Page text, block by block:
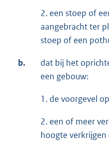
2. een stoep of
aangebracht ter
stoep of een
b.
dat bij het
een gebouw:
1. de voorgevel
2. een of meer
hoogte verkrijgen